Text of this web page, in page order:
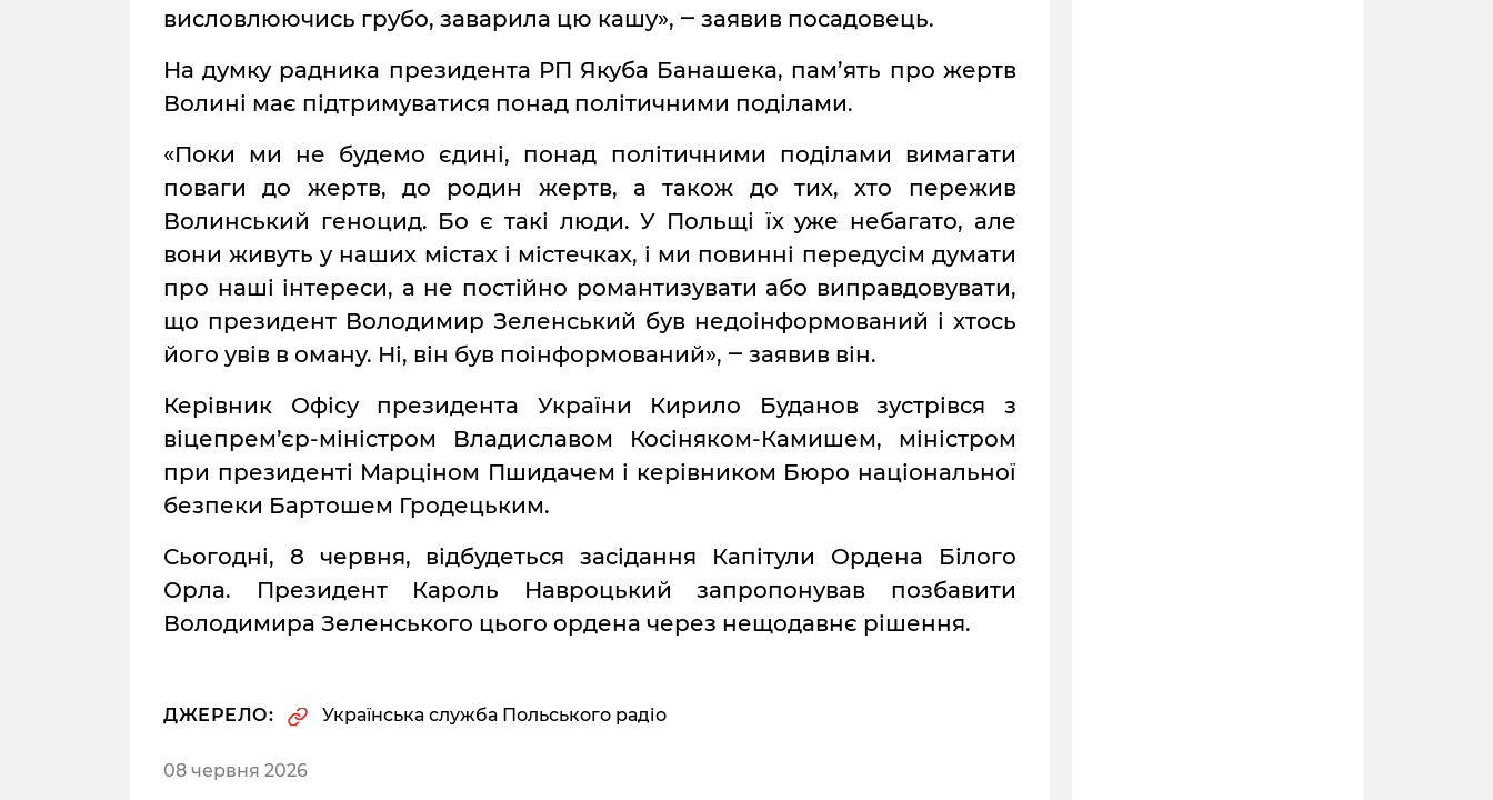
висловлюючись грубо, заварила цю кашу», ‒ заявив посадовець.
На думку радника президента РП Якуба Банашека, пам’ять про жертв
Волині має підтримуватися понад політичними поділами.
«Поки ми не будемо єдині, понад політичними поділами вимагати
поваги до жертв, до родин жертв, а також до тих, хто пережив
Волинський геноцид. Бо є такі люди. У Польщі їх уже небагато, але
вони живуть у наших містах і містечках, і ми повинні передусім думати
про наші інтереси, а не постійно романтизувати або виправдовувати,
що президент Володимир Зеленський був недоінформований і хтось
його увів в оману. Ні, він був поінформований», ‒ заявив він.
Керівник Офісу президента України Кирило Буданов зустрівся з
віцепрем’єр-міністром Владиславом Косіняком-Камишем, міністром
при президенті Марціном Пшидачем і керівником Бюро національної
безпеки Бартошем Гродецьким.
Сьогодні, 8 червня, відбудеться засідання Капітули Ордена Білого
Орла. Президент Кароль Навроцький запропонував позбавити
Володимира Зеленського цього ордена через нещодавнє рішення.
ДЖЕРЕЛО: Українська служба Польського радіо
08 червня 2026